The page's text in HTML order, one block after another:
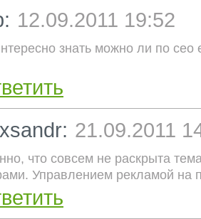
12.09.2011 19:52
знать можно ли по
21.09.2011
что совсем не раскрыта
Управлением рекламой на